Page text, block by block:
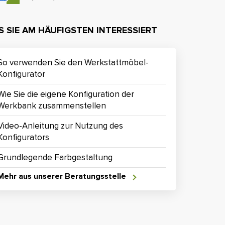
SIE AM HÄUFIGSTEN INTERESSIERT
verwenden Sie den Werkstattmöbel-
Sie die eigene Konfiguration der
zusammenstellen
Anleitung zur Nutzung des
Farbgestaltung
aus unserer Beratungsstelle